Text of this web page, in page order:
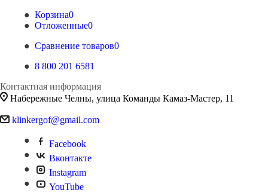
Корзина0
Отложенные0
Сравнение товаров0
8 800 201 6581
Контактная информация
Набережные Челны, улица Команды Камаз-Мастер, 11
klinkergof@gmail.com
Facebook
Вконтакте
Instagram
YouTube